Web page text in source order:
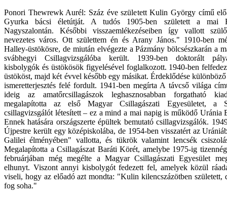
Ponori Thewrewk Aurél: Száz éve született Kulin György című
Gyurka bácsi életútját. A tudós 1905-ben született a mai
Nagyszalontán. Későbbi visszaemlékezéseiben így vallott
nevezetes város. Ott születtem én és Arany János." 1910-ben
Halley-üstökösre, de miután elvégezte a Pázmány bölcsészkarán a
svábhegyi Csillagvizsgálóba került. 1939-ben doktorált
kisbolygók és üstökösök figyelésével foglalkozott. 1940-ben
üstököst, majd két évvel később egy másikat. Érdeklődése
ismeretterjesztés felé fordult. 1941-ben megírta A távcső világa
ideig az amatőrcsillagászok leghasznosabban forgatható
megalapította az első Magyar Csillagászati Egyesületet, a
csillagvizsgálót létesített – ez a mind a mai napig is működő Uránia
Ennek hatására országszerte épültek bemutató csillagvizsgálók.
Újpestre került egy középiskolába, de 1954-ben visszatért az
Galilei élményében" vallotta, és tükrök valamint lencsék
Megalapította a Csillagászat Baráti Körét, amelybe 1975-ig
februárjában még megélte a Magyar Csillagászati Egyesület
elhunyt. Viszont annyi kisbolygót fedezett fel, amelyek közül
viseli, hogy az előadó azt mondta: "Kulin kilencszázötben született,
fog soha."